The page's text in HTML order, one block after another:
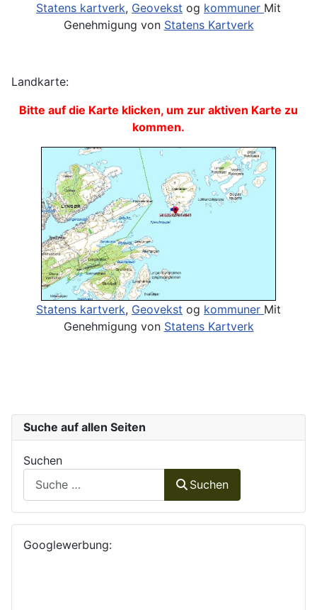
Statens kartverk, Geovekst og kommuner Mit
Genehmigung von Statens Kartverk
Landkarte:
Bitte auf die Karte klicken, um zur aktiven Karte zu
kommen.
Statens kartverk, Geovekst og kommuner Mit
Genehmigung von Statens Kartverk
Suche auf allen Seiten
Suchen
Suchen
Googlewerbung: